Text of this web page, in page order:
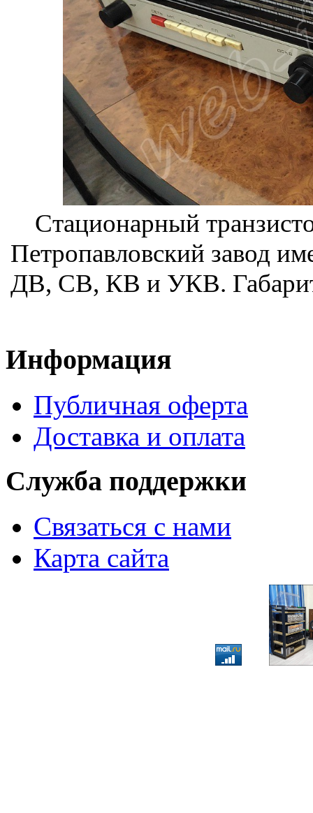
Стационарный
Петропавловский завод
ДВ, СВ, КВ и УКВ.
Информация
Публичная оферта
Доставка и оплата
Служба поддержки
Связаться с нами
Карта сайта